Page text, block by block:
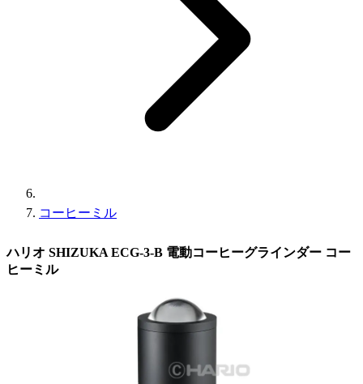
コーヒーミル
ハリオ SHIZUKA ECG-3-B 電動コーヒーグラインダー コー
ヒーミル